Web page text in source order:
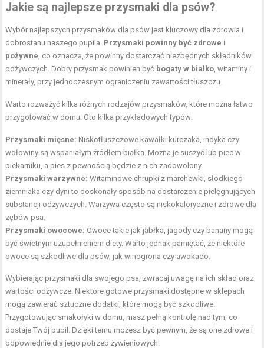
Jakie są najlepsze przysmaki dla psów?
Wybór najlepszych przysmaków dla psów jest kluczowy dla zdrowia i
dobrostanu naszego pupila. Przysmaki powinny być zdrowe i
pożywne, co oznacza, że powinny dostarczać niezbędnych składników
odżywczych. Dobry przysmak powinien być bogaty w białko, witaminy i
minerały, przy jednoczesnym ograniczeniu zawartości tłuszczu.
Warto rozważyć kilka różnych rodzajów przysmaków, które można łatwo
przygotować w domu. Oto kilka przykładowych typów:
Przysmaki mięsne: Niskotłuszczowe kawałki kurczaka, indyka czy
wołowiny są wspaniałym źródłem białka. Można je suszyć lub piec w
piekarniku, a pies z pewnością będzie z nich zadowolony.
Przysmaki warzywne: Witaminowe chrupki z marchewki, słodkiego
ziemniaka czy dyni to doskonały sposób na dostarczenie pielęgnujących
substancji odżywczych. Warzywa często są niskokaloryczne i zdrowe dla
zębów psa.
Przysmaki owocowe: Owoce takie jak jabłka, jagody czy banany mogą
być świetnym uzupełnieniem diety. Warto jednak pamiętać, że niektóre
owoce są szkodliwe dla psów, jak winogrona czy awokado.
Wybierając przysmaki dla swojego psa, zwracaj uwagę na ich skład oraz
wartości odżywcze. Niektóre gotowe przysmaki dostępne w sklepach
mogą zawierać sztuczne dodatki, które mogą być szkodliwe.
Przygotowując smakołyki w domu, masz pełną kontrolę nad tym, co
dostaje Twój pupil. Dzięki temu możesz być pewnym, że są one zdrowe i
odpowiednie dla jego potrzeb żywieniowych.